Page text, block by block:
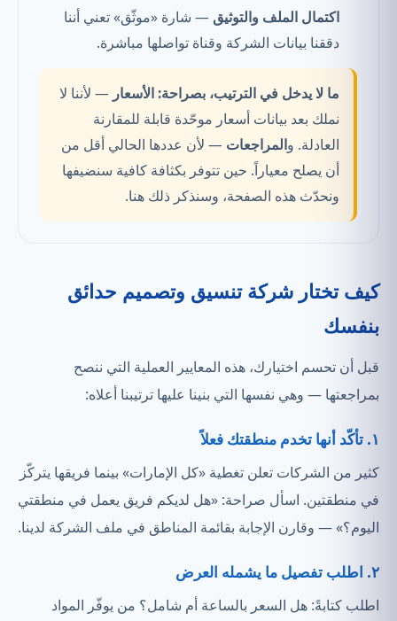
اكتمال الملف والتوثيق — شارة «موثّق» تعني أننا
دققنا بيانات الشركة وقناة تواصلها مباشرة.
ما لا يدخل في الترتيب، بصراحة: الأسعار — لأننا لا
نملك بعد بيانات أسعار موحّدة قابلة للمقارنة
العادلة. والمراجعات — لأن عددها الحالي أقل من
أن يصلح معياراً. حين تتوفر بكثافة كافية سنضيفها
ونحدّث هذه الصفحة، وسنذكر ذلك هنا.
كيف تختار شركة تنسيق وتصميم حدائق
بنفسك
قبل أن تحسم اختيارك، هذه المعايير العملية التي ننصح
بمراجعتها — وهي نفسها التي بنينا عليها ترتيبنا أعلاه:
١. تأكّد أنها تخدم منطقتك فعلاً
كثير من الشركات تعلن تغطية «كل الإمارات» بينما فريقها يتركّز
في منطقتين. اسأل صراحة: «هل لديكم فريق يعمل في منطقتي
اليوم؟» — وقارن الإجابة بقائمة المناطق في ملف الشركة لدينا.
٢. اطلب تفصيل ما يشمله العرض
اطلب كتابةً: هل السعر بالساعة أم شامل؟ من يوفّر المواد